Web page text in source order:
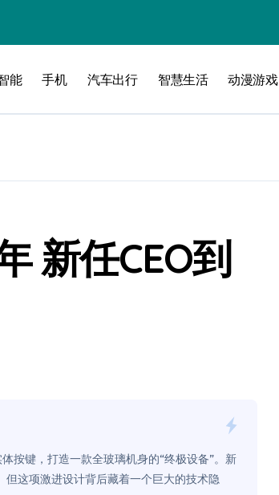
爆
车企该醒醒了
微软这次真急了
作太狠了
·快充
能 手机 汽车出行 智慧生活 动漫游戏
新任CEO到
按键，打造一款全玻璃机身的“终极设备”。新
这项激进设计背后藏着一个巨大的技术隐